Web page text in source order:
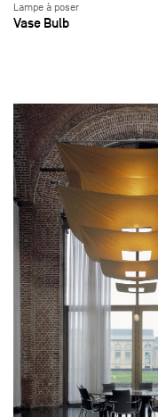
Lampe à poser
Vase Bulb